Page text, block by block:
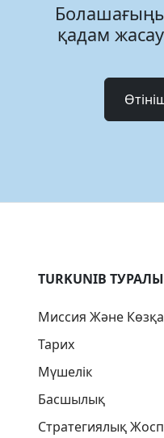
қадам
TURKUNIB ТУРАЛЫ
Миссия Және
Тарих
Мүшелік
Басшылық
Стратегиялық